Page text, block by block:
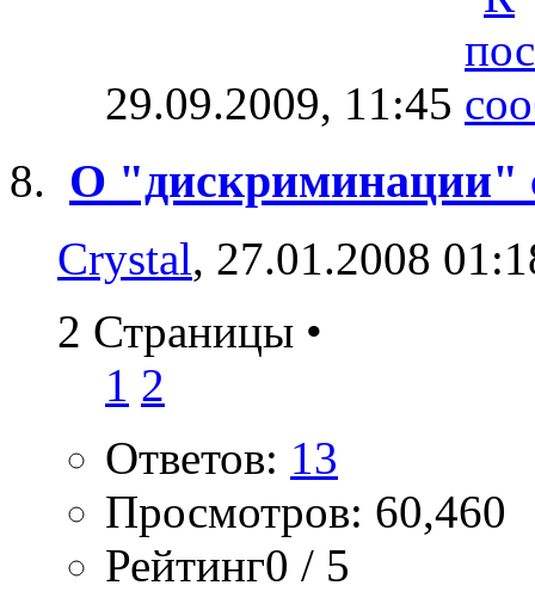
29.09.2009, 11:45
О "дискриминации"
Crystal, 27.01.2008
2 Страницы •
1 2
Ответов: 13
Просмотров: 60,460
Рейтинг0 / 5